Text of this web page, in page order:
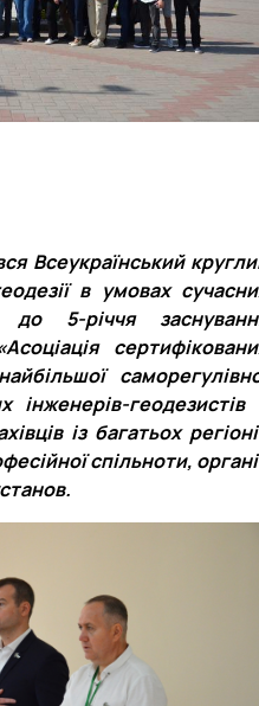
Всеукраїнський
в умовах
до 5-річчя
інженерів-геодезистів
із багатьох
спільноти,